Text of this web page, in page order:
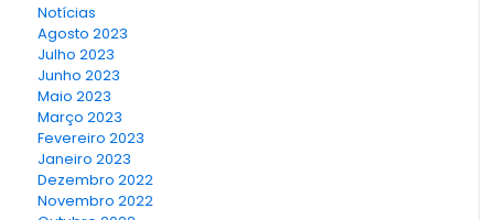
Notícias
Agosto 2023
Julho 2023
Junho 2023
Maio 2023
Março 2023
Fevereiro 2023
Janeiro 2023
Dezembro 2022
Novembro 2022